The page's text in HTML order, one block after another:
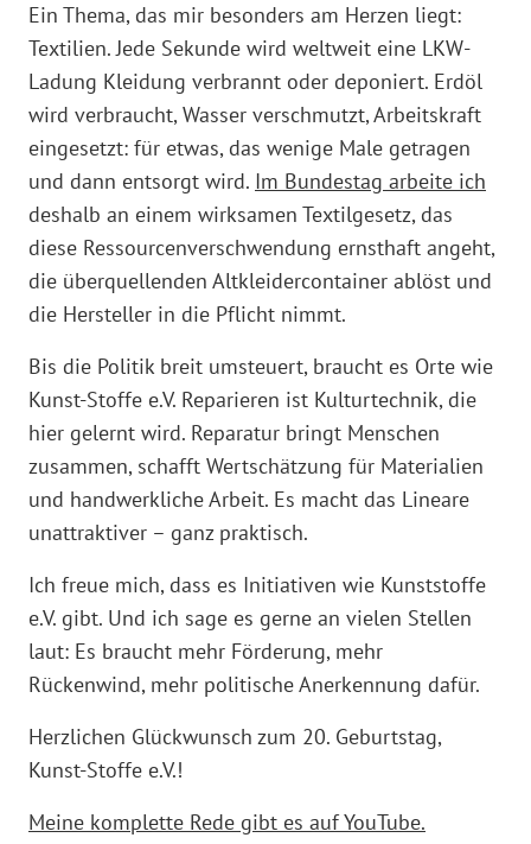
Ein Thema, das mir besonders am Herzen liegt:
Textilien. Jede Sekunde wird weltweit eine LKW-
Ladung Kleidung verbrannt oder deponiert. Erdöl
wird verbraucht, Wasser verschmutzt, Arbeitskraft
eingesetzt: für etwas, das wenige Male getragen
und dann entsorgt wird. Im Bundestag arbeite ich
deshalb an einem wirksamen Textilgesetz, das
diese Ressourcenverschwendung ernsthaft angeht,
die überquellenden Altkleidercontainer ablöst und
die Hersteller in die Pflicht nimmt.
Bis die Politik breit umsteuert, braucht es Orte wie
Kunst-Stoffe e.V. Reparieren ist Kulturtechnik, die
hier gelernt wird. Reparatur bringt Menschen
zusammen, schafft Wertschätzung für Materialien
und handwerkliche Arbeit. Es macht das Lineare
unattraktiver – ganz praktisch.
Ich freue mich, dass es Initiativen wie Kunststoffe
e.V. gibt. Und ich sage es gerne an vielen Stellen
laut: Es braucht mehr Förderung, mehr
Rückenwind, mehr politische Anerkennung dafür.
Herzlichen Glückwunsch zum 20. Geburtstag,
Kunst-Stoffe e.V.!
Meine komplette Rede gibt es auf YouTube.